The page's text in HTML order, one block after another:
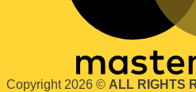
Copyright 2026 ©
ALL RIGHTS
KitchenMallbake.com
ค้นหา: